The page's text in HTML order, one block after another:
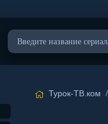
Турок-ТВ.ком /